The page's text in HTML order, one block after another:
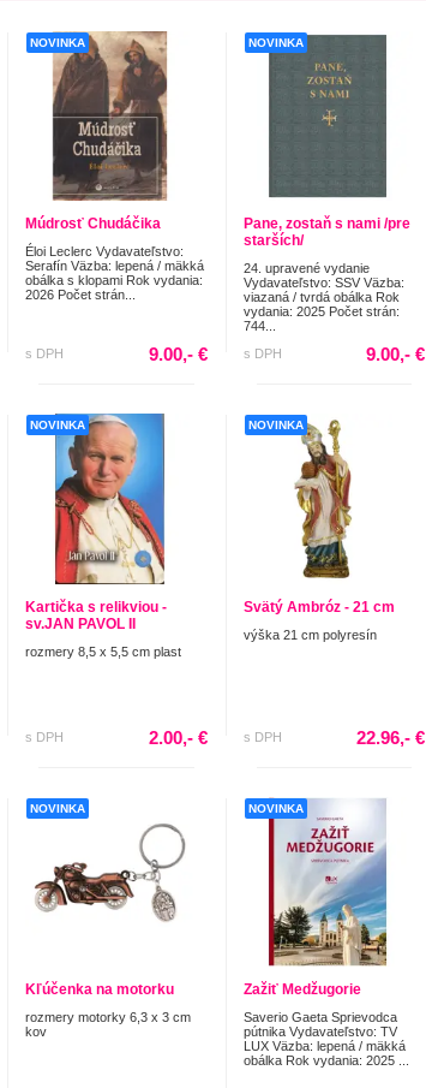
NOVINKA
Múdrosť Chudáčika
Éloi Leclerc Vydavateľstvo:
Serafín Väzba: lepená / mäkká
obálka s klopami Rok vydania:
2026 Počet strán...
s DPH 9.00,- €
NOVINKA
Pane, zostaň s nami /pre
starších/
24. upravené vydanie
Vydavateľstvo: SSV Väzba:
viazaná / tvrdá obálka Rok
vydania: 2025 Počet strán:
744...
s DPH
9.00,- €
NOVINKA
Kartička s relikviou -
sv.JAN PAVOL II
rozmery 8,5 x 5,5 cm plast
s DPH 2.00,- €
NOVINKA
Svätý Ambróz - 21 cm
výška 21 cm polyresín
s DPH 22.96,- €
NOVINKA
Kľúčenka na motorku
rozmery motorky 6,3 x 3 cm
kov
NOVINKA
Zažiť Medžugorie
Saverio Gaeta Sprievodca
pútnika Vydavateľstvo: TV
LUX Väzba: lepená / mäkká
obálka Rok vydania: 2025 ...